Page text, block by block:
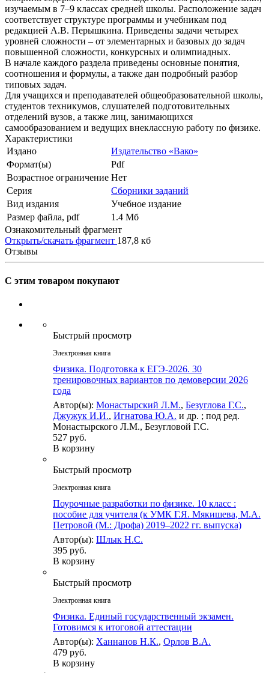
изучаемым в 7–9 классах средней школы. Расположение задач
соответствует структуре программы и учебникам под
редакцией А.В. Перышкина. Приведены задачи четырех
уровней сложности – от элементарных и базовых до задач
повышенной сложности, конкурсных и олимпиадных.
В начале каждого раздела приведены основные понятия,
соотношения и формулы, а также дан подробный разбор
типовых задач.
Для учащихся и преподавателей общеобразовательной школы,
студентов техникумов, слушателей подготовительных
отделений вузов, а также лиц, занимающихся
самообразованием и ведущих внеклассную работу по физике.
Характеристики
Издано
Издательство «Вако»
Формат(ы)
Pdf
Возрастное ограничение Нет
Серия
Сборники заданий
Вид издания
Учебное издание
Размер файла, pdf
1.4 Mб
Ознакомительный фрагмент
Открыть/скачать фрагмент 187,8 кб
Отзывы
С этим товаром покупают
Быстрый просмотр
Электронная книга
Физика. Подготовка к ЕГЭ-2026. 30
тренировочных вариантов по демоверсии 2026
года
Автор(ы): Монастырский Л.М., Безуглова Г.С.,
Джужук И.И., Игнатова Ю.А. и др. ; под ред.
Монастырского Л.М., Безугловой Г.С.
527 руб.
В корзину
Быстрый просмотр
Электронная книга
Поурочные разработки по физике. 10 класс :
пособие для учителя (к УМК Г.Я. Мякишева, М.А.
Петровой (М.: Дрофа) 2019–2022 гг. выпуска)
Автор(ы): Шлык Н.С.
395 руб.
В корзину
Быстрый просмотр
Электронная книга
Физика. Единый государственный экзамен.
Готовимся к итоговой аттестации
Автор(ы): Ханнанов Н.К., Орлов В.А.
479 руб.
В корзину